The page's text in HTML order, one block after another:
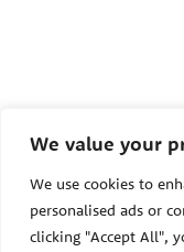
We value your
We use cookies to
personalised ads or
clicking "Accept All",
PEHSU